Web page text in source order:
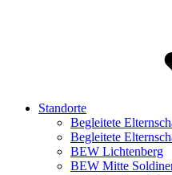
Standorte
Begleitete
Begleitete
BEW Lichtenberg
BEW Mitte